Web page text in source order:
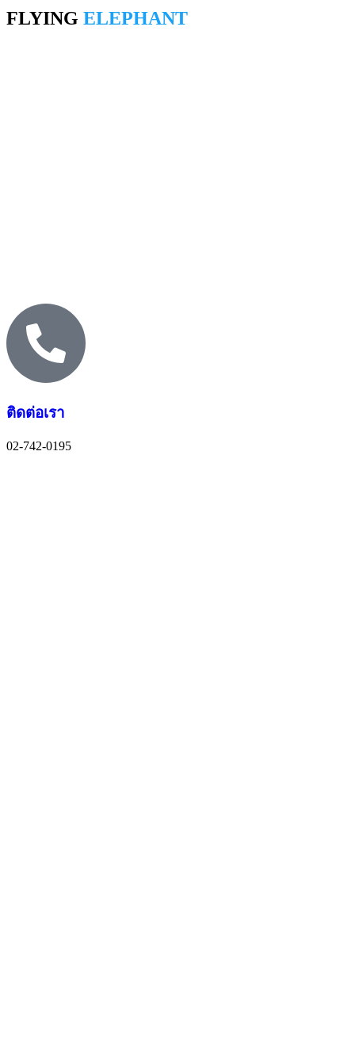
FLYING ELEPHANT
ติดต่อเรา
02-742-0195